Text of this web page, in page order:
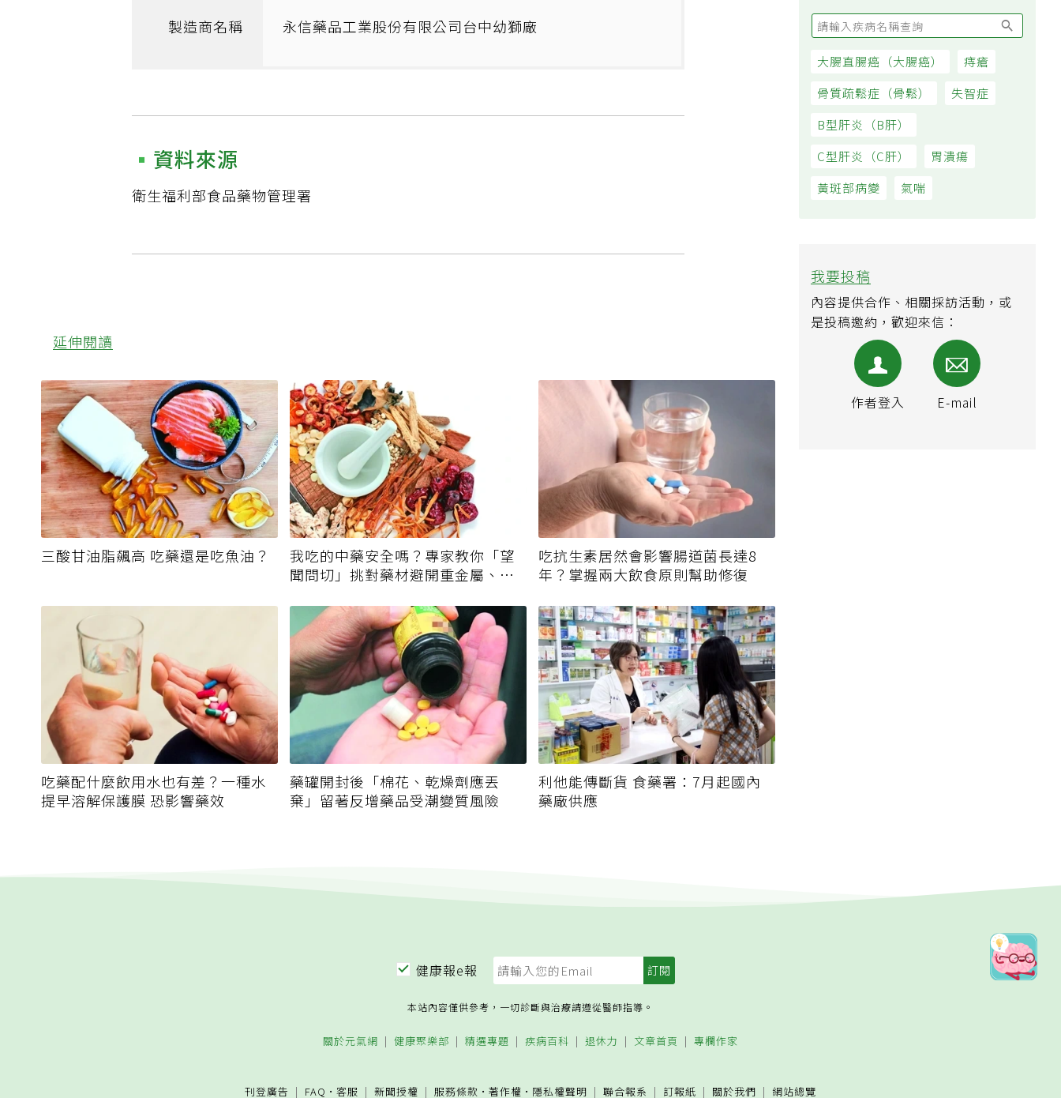
大腸直腸癌（大腸癌）
痔瘡
骨質疏鬆症（骨鬆）
失智症
B型肝炎（B肝）
C型肝炎（C肝）
胃潰瘍
黃斑部病變
氣喘
我要投稿
內容提供合作、相關採訪活動，或
是投稿邀約，歡迎來信：
作者登入 E-mail
製造商名稱 永信藥品工業股份有限公司台中幼獅廠
資料來源
衛生福利部食品藥物管理署
延伸閱讀
三酸甘油脂飆高 吃藥還是吃魚油？
我吃的中藥安全嗎？專家教你「望
聞問切」挑對藥材避開重金屬、發
吃抗生素居然會影響腸道菌長達8
年？掌握兩大飲食原則幫助修復
吃藥配什麼飲用水也有差？一種水
提早溶解保護膜 恐影響藥效
藥罐開封後「棉花、乾燥劑應丟
棄」留著反增藥品受潮變質風險
利他能傳斷貨 食藥署：7月起國內
藥廠供應
健康報e報
本站內容僅供參考，一切診斷與治療請遵從醫師指導。
關於元氣網 健康聚樂部 精選專題 疾病百科 退休力 文章首頁 專欄作家
刊登廣告 FAQ · 客服 新聞授權 服務條款 · 著作權 · 隱私權聲明 聯合報系 訂報紙 關於我們 網站總覽